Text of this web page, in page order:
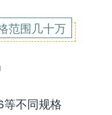
范围几十万
不同规格